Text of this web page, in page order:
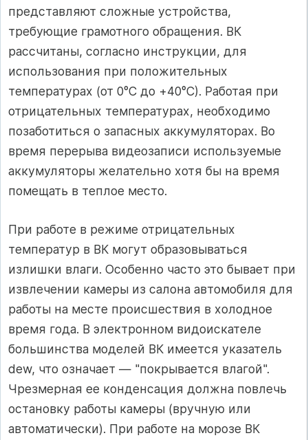
представляют сложные устройства,
требующие грамотного обращения. ВК
рассчитаны, согласно инструкции, для
использования при положительных
температурах (от 0°С до +40°С). Работая при
отрицательных температурах, необходимо
позаботиться о запасных аккумуляторах. Во
время перерыва видеозаписи используемые
аккумуляторы желательно хотя бы на время
помещать в теплое место.
При работе в режиме отрицательных
температур в ВК могут образовываться
излишки влаги. Особенно часто это бывает при
извлечении камеры из салона автомобиля для
работы на месте происшествия в холодное
время года. В электронном видоискателе
большинства моделей ВК имеется указатель
dew, что означает — "покрывается влагой".
Чрезмерная ее конденсация должна повлечь
остановку работы камеры (вручную или
автоматически). При работе на морозе ВК